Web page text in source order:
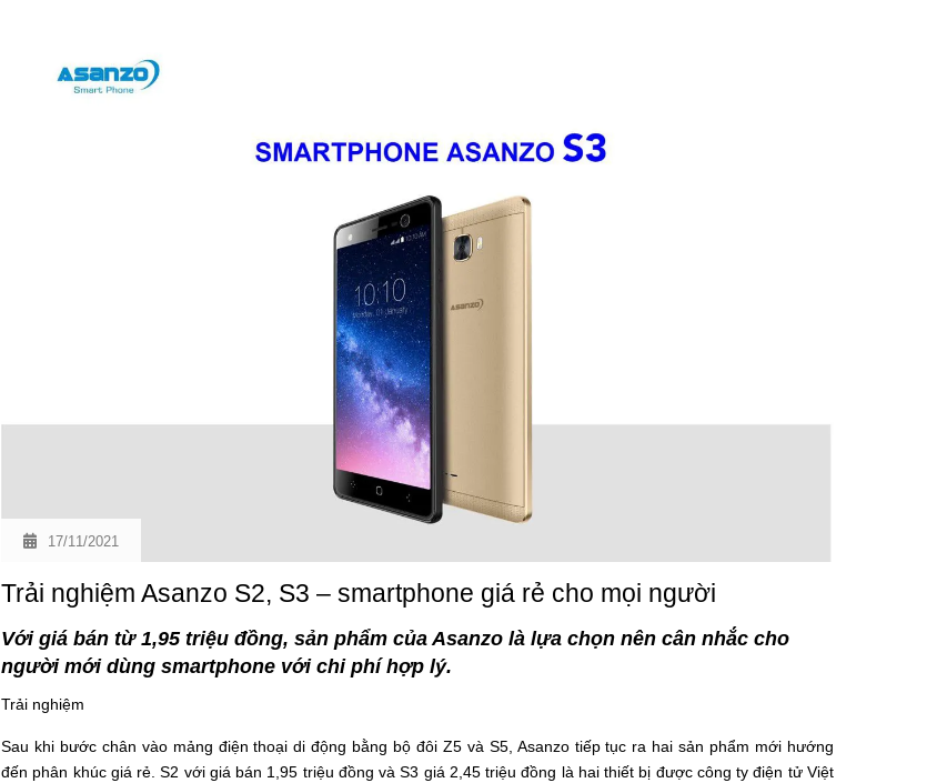
17/11/2021
Trải nghiệm Asanzo S2, S3 – smartphone giá rẻ cho mọi người
Với giá bán từ 1,95 triệu đồng, sản phẩm của Asanzo là lựa chọn nên cân nhắc cho
người mới dùng smartphone với chi phí hợp lý.
Trải nghiệm
Sau khi bước chân vào mảng điện thoại di động bằng bộ đôi Z5 và S5, Asanzo tiếp tục ra hai sản phẩm mới hướng
đến phân khúc giá rẻ. S2 với giá bán 1,95 triệu đồng và S3 giá 2,45 triệu đồng là hai thiết bị được công ty điện tử Việt